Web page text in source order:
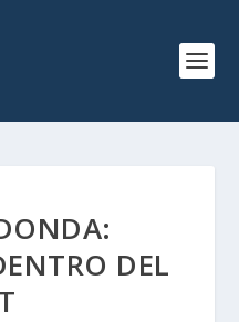
DEL